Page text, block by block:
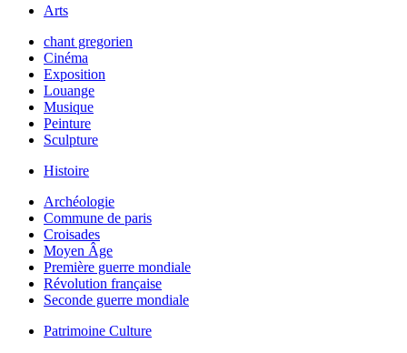
Arts
chant gregorien
Cinéma
Exposition
Louange
Musique
Peinture
Sculpture
Histoire
Archéologie
Commune de paris
Croisades
Moyen Âge
Première guerre mondiale
Révolution française
Seconde guerre mondiale
Patrimoine Culture